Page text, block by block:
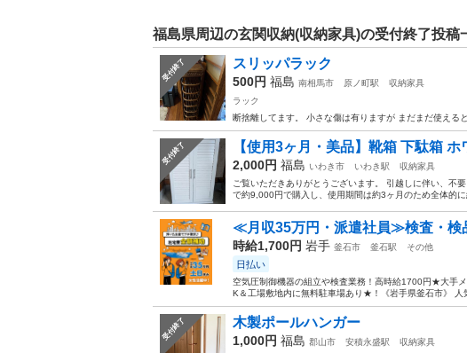
福島県周辺の玄関収納(収納家具)の受付終了投稿
受付終了 スリッパラック
500円 福島 南相馬市 原ノ町駅
収納家具
ラック
断捨離してます。 小さな傷は有りますが まだまだ使えると
受付終了 【使用3ヶ月・美品】靴箱 下駄箱 ホ
2,000円 福島 いわき市 いわき駅
収納家具
ご覧いただきありがとうございます。 引越しに伴い、不
で約9,000円で購入し、使用期間は約3ヶ月のため全体的
≪月収35万円・派遣社員≫検査・検
時給1,700円 岩手 釜石市 釜石駅 その他
日払い
空気圧制御機器の組立や検査業務！高時給1700円★大手
K＆工場敷地内に無料駐車場あり★！《岩手県釜石市》
受付終了 木製ポールハンガー
1,000円 福島 郡山市 安積永盛駅
収納家具